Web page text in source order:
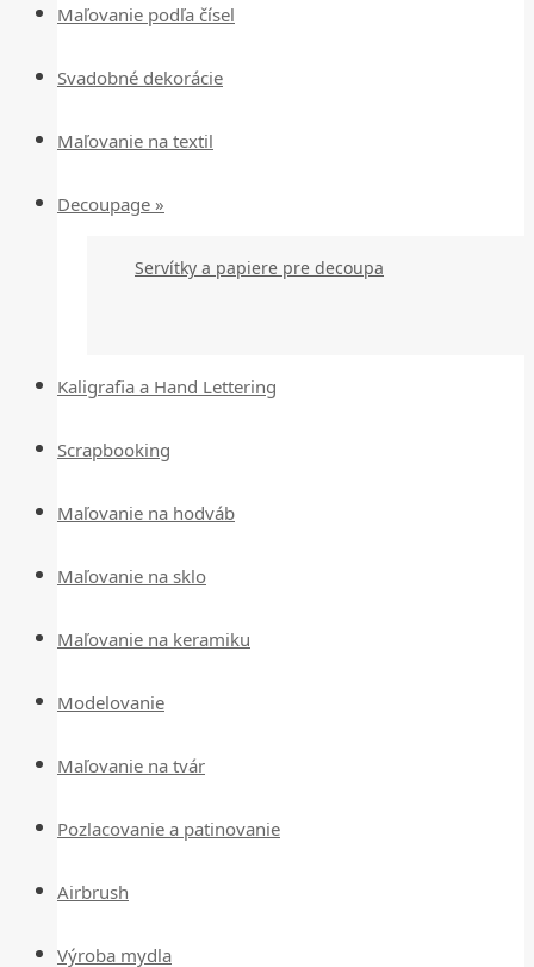
Maľovanie podľa čísel
Svadobné dekorácie
Maľovanie na textil
Decoupage »
Servítky a papiere pre decoupa
Kaligrafia a Hand Lettering
Scrapbooking
Maľovanie na hodváb
Maľovanie na sklo
Maľovanie na keramiku
Modelovanie
Maľovanie na tvár
Pozlacovanie a patinovanie
Airbrush
Výroba mydla